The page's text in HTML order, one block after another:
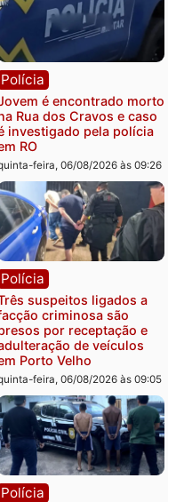
Política
Ministro Dias Tofolli , do
TSE, determina
e processamento da
que pode levar à perda
mandato da prefeita de
Pimenta Bueno
quinta-feira, 06/08/2026 às
Polícia
Jovem é encontrado
na Rua dos Cravos e
é investigado pela
em RO
quinta-feira, 06/08/2026 às